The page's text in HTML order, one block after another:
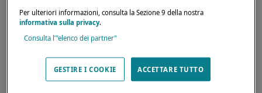
I nostri rivenditori sono disponibili per
Per ulteriori informazioni, consulta la Sezione 9 della nostra
informativa sulla privacy.
Consulta l’"elenco dei partner"
GESTIRE I COOKIE ACCETTARE TUTTO